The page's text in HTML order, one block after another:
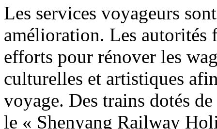
Les services voyageurs
amélioration. Les
efforts pour rénover les
culturelles et artistiques
voyage. Des trains dotés
le « Shenyang Railway